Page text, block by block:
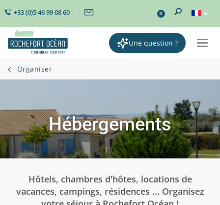
+33 (0)5 46 99 08 60 0
Une question ?
Organiser
Hébergements
Hôtels, chambres d'hôtes, locations de
vacances, campings, résidences ... Organisez